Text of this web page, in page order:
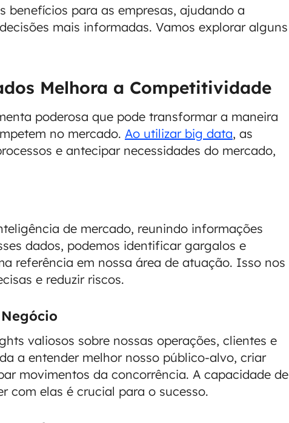
benefícios para as empresas, ajudando a
mais informadas. Vamos explorar alguns
Melhora a Competitividade
poderosa que pode transformar a maneira
no mercado. Ao utilizar big data, as
e antecipar necessidades do mercado,
de mercado, reunindo informações
dados, podemos identificar gargalos e
referência em nossa área de atuação. Isso nos
e reduzir riscos.
valiosos sobre nossas operações, clientes e
a entender melhor nosso público-alvo, criar
movimentos da concorrência. A capacidade de
com elas é crucial para o sucesso.